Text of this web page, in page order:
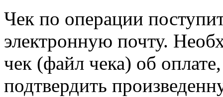
Чек по операции
электронную почту.
чек (файл чека) об
подтвердить